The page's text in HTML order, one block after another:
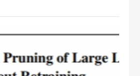
一步导致严重并发症，如缺血性心
因素，特别是单核苷酸多态性（S
生由函数型与标量型变量混合组成
不同的数据存储节点。为了分析遗
水平的影响，我们首先分别从超高